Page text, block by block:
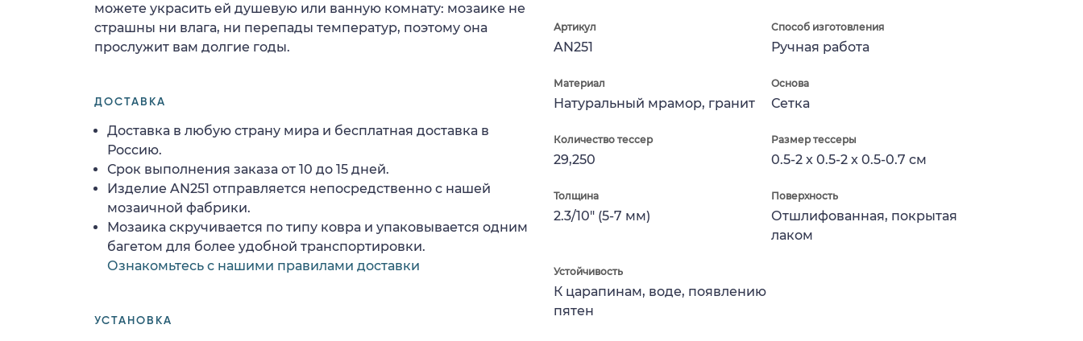
Артикул
AN251
Способ изготовления
Ручная работа
Материал
Натуральный мрамор, гранит
Основа
Сетка
Количество тессер
29,250
Размер тессеры
0.5-2 x 0.5-2 x 0.5-0.7 см
Толщина
2.3/10" (5-7 мм)
Поверхность
Отшлифованная, покрытая
лаком
Устойчивость
К царапинам, воде, появлению
пятен
можете украсить ей душевую или ванную комнату: мозаике не
страшны ни влага, ни перепады температур, поэтому она
прослужит вам долгие годы.
ДОСТАВКА
Доставка в любую страну мира и бесплатная доставка в
Россию.
Срок выполнения заказа от 10 до 15 дней.
Изделие AN251 отправляется непосредственно с нашей
мозаичной фабрики.
Мозаика скручивается по типу ковра и упаковывается одним
багетом для более удобной транспортировки.
Ознакомьтесь с нашими правилами доставки
УСТАНОВКА